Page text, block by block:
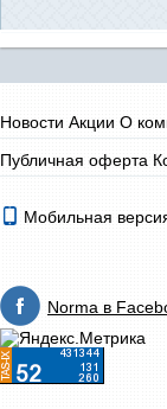
Новости Акции О
Публичная оферта
Мобильная
Norma в